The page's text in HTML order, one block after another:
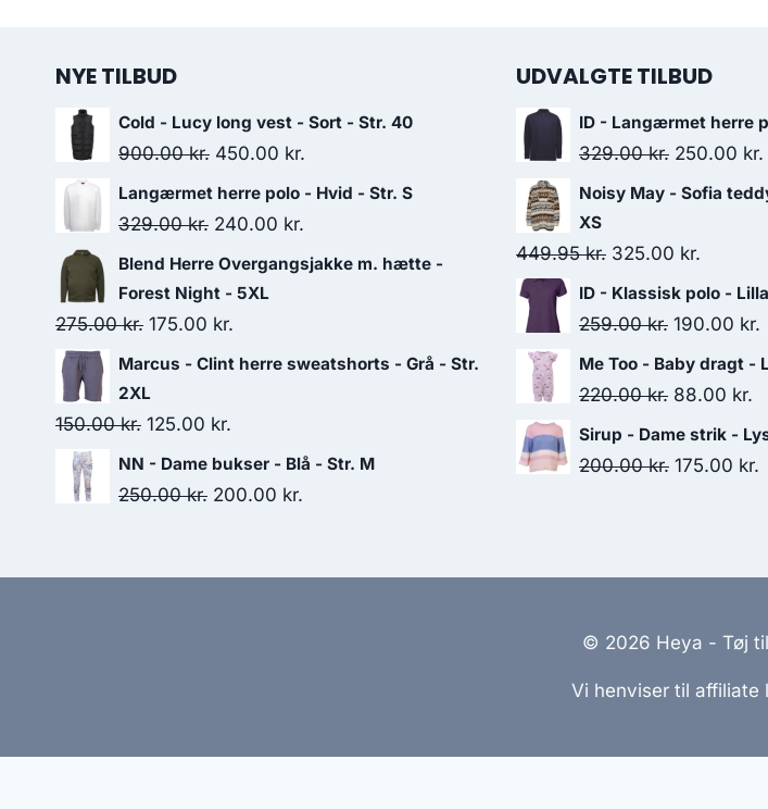
NYE TILBUD
Cold - Lucy long vest - Sort - Str. 40
900.00kr. Original
price
was:
450.00 kr.
price
Langærmet herre polo - Hvid - Str. S
329.00kr. Original
price
was:
329.00 kr..
240.00 kr.
price
Blend Herre Overgangsjakke m. hætte -
Forest Night - 5XL
275.00kr. Original
price
275.00 kr..
175.00 kr.
price
Marcus - Clint herre sweatshorts - Grå - Str.
2XL
150.00kr. Original
price
was:
125.00 kr.
price
is:
NN - Dame bukser - Blå - Str. M
250.00kr. Original
200.00 kr.
UDVALGTE TILBUD
ID - Langærmet herre
329.00kr. Original
price
329.00 kr..
250.00 kr.
Noisy May - Sofia
XS
449.95kr. Original
price
was:
325.00 kr.
price
is:
ID - Klassisk polo -
259.00kr. Original
price
was:
190.00 kr.
Me Too - Baby dragt -
220.00kr. Original
price
was:
88.00 kr.
is:
Sirup - Dame strik -
200.00kr. Original
175.00 kr.
© 2026 Heya - Tøj
Vi henviser til affiliate